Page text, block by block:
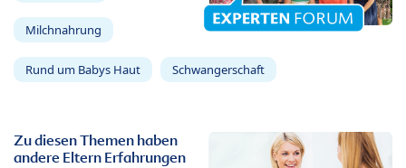
Milchnahrung
Rund um Babys Haut Schwangerschaft
Zu diesen Themen haben
andere Eltern Erfahrungen